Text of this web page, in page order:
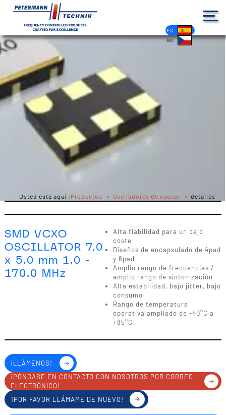
DE
EN
FR
ES
PL
IT
NL
HU
CS
Usted está aquí : Productos Osciladores de cuarzo detalles
SMD VCXO
OSCILLATOR 7.0
x 5.0 mm 1.0 -
170.0 MHz
Alta fiabilidad para un bajo
coste
Diseños de encapsulado de 4pad
y 6pad
Amplio rango de frecuencias /
amplio rango de sintonización
Alta estabilidad, bajo jitter, bajo
consumo
Rango de temperatura
operativa ampliado de -40°C a
+85°C
¡LLÁMENOS!
¡PÓNGASE EN CONTACTO CON NOSOTROS POR CORREO
ELECTRÓNICO!
¡POR FAVOR LLÁMAME DE NUEVO!